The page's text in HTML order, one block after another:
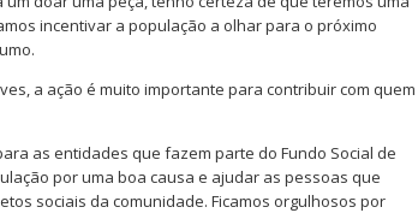
incentivar a população a olhar para o próximo
a ação é muito importante para contribuir com quem
as entidades que fazem parte do Fundo Social de
por uma boa causa e ajudar as pessoas que
sociais da comunidade. Ficamos orgulhosos por